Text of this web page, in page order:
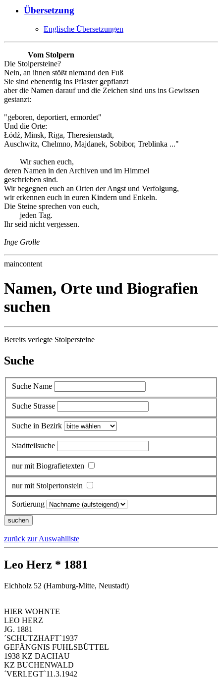
Übersetzung
Englische Übersetzungen
Vom Stolpern
Die Stolpersteine?
Nein, an ihnen stößt niemand den Fuß
Sie sind ebenerdig ins Pflaster gepflanzt
aber die Namen darauf und die Zeichen sind uns ins Gewissen
gestanzt:
"geboren, deportiert, ermordet"
Und die Orte:
Łódź, Minsk, Riga, Theresienstadt,
Auschwitz, Chelmno, Majdanek, Sobibor, Treblinka ..."
Wir suchen euch,
deren Namen in den Archiven und im Himmel
geschrieben sind.
Wir begegnen euch an Orten der Angst und Verfolgung,
wir erkennen euch in euren Kindern und Enkeln.
Die Steine sprechen von euch,
jeden Tag.
Ihr seid nicht vergessen.
Inge Grolle
maincontent
Namen, Orte und Biografien
suchen
Bereits verlegte Stolpersteine
Suche
Suche Name
Suche Strasse
Suche in Bezirk
Stadtteilsuche
nur mit Biografietexten
nur mit Stolpertonstein
Sortierung
zurück zur Auswahlliste
Leo Herz * 1881
Eichholz 52 (Hamburg-Mitte, Neustadt)
HIER WOHNTE
LEO HERZ
JG. 1881
´SCHUTZHAFT`1937
GEFÄNGNIS FUHLSBÜTTEL
1938 KZ DACHAU
KZ BUCHENWALD
´VERLEGT`11.3.1942